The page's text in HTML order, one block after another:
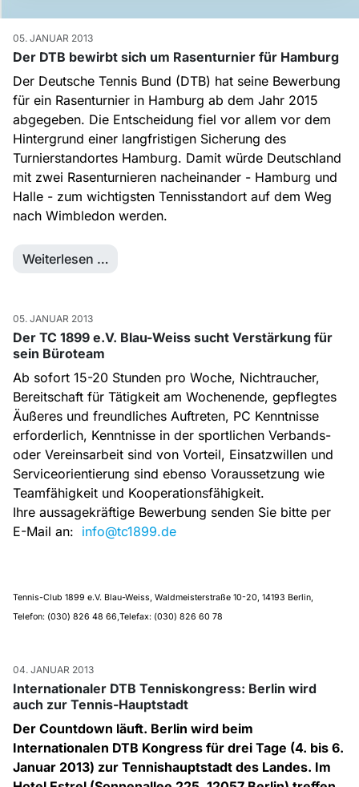
05. JANUAR 2013
Der DTB bewirbt sich um Rasenturnier für Hamburg
Der Deutsche Tennis Bund (DTB) hat seine Bewerbung
für ein Rasenturnier in Hamburg ab dem Jahr 2015
abgegeben. Die Entscheidung fiel vor allem vor dem
Hintergrund einer langfristigen Sicherung des
Turnierstandortes Hamburg. Damit würde Deutschland
mit zwei Rasenturnieren nacheinander - Hamburg und
Halle - zum wichtigsten Tennisstandort auf dem Weg
nach Wimbledon werden.
Weiterlesen …
05. JANUAR 2013
Der TC 1899 e.V. Blau-Weiss sucht Verstärkung für
sein Büroteam
Ab sofort 15-20 Stunden pro Woche, Nichtraucher,
Bereitschaft für Tätigkeit am Wochenende, gepflegtes
Äußeres und freundliches Auftreten, PC Kenntnisse
erforderlich, Kenntnisse in der sportlichen Verbands-
oder Vereinsarbeit sind von Vorteil, Einsatzwillen und
Serviceorientierung sind ebenso Voraussetzung wie
Teamfähigkeit und Kooperationsfähigkeit.
Ihre aussagekräftige Bewerbung senden Sie bitte per
E-Mail an: info@tc1899.de
Tennis-Club 1899 e.V. Blau-Weiss, Waldmeisterstraße 10-20, 14193 Berlin,
Telefon: (030) 826 48 66,Telefax: (030) 826 60 78
04. JANUAR 2013
Internationaler DTB Tenniskongress: Berlin wird
auch zur Tennis-Hauptstadt
Der Countdown läuft. Berlin wird beim
Internationalen DTB Kongress für drei Tage (4. bis 6.
Januar 2013) zur Tennishauptstadt des Landes. Im